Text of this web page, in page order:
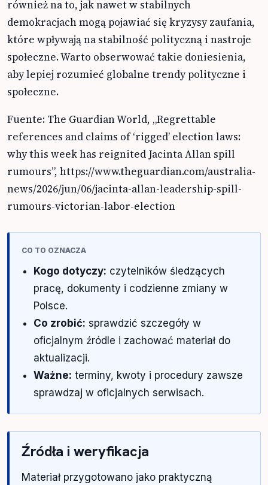
również na to, jak nawet w stabilnych
demokracjach mogą pojawiać się kryzysy zaufania,
które wpływają na stabilność polityczną i nastroje
społeczne. Warto obserwować takie doniesienia,
aby lepiej rozumieć globalne trendy polityczne i
społeczne.
Fuente: The Guardian World, „Regrettable
references and claims of ‘rigged’ election laws:
why this week has reignited Jacinta Allan spill
rumours”, https://www.theguardian.com/australia-
news/2026/jun/06/jacinta-allan-leadership-spill-
rumours-victorian-labor-election
CO TO OZNACZA
Kogo dotyczy: czytelników śledzących
pracę, dokumenty i codzienne zmiany w
Polsce.
Co zrobić: sprawdzić szczegóły w
oficjalnym źródle i zachować materiał do
aktualizacji.
Ważne: terminy, kwoty i procedury zawsze
sprawdzaj w oficjalnych serwisach.
Źródła i weryfikacja
Materiał przygotowano jako praktyczną